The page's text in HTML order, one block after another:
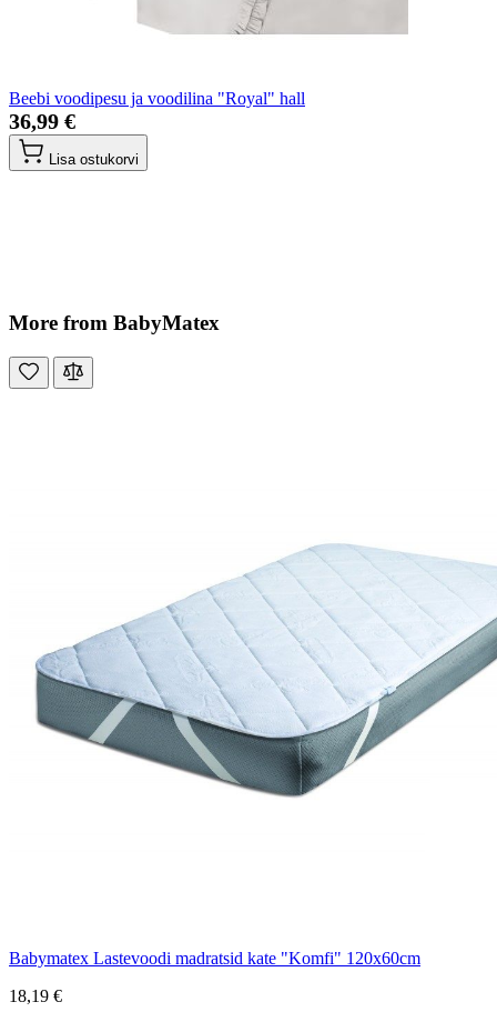
Beebi voodipesu ja voodilina "Royal" hall
36,99 €
Lisa ostukorvi
More from BabyMatex
Babymatex Lastevoodi madratsid kate "Komfi" 120x60cm
18,19 €